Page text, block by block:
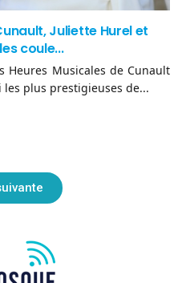
Juliette Hurel et
coule...
Heures Musicales de Cunault
plus prestigieuses de...